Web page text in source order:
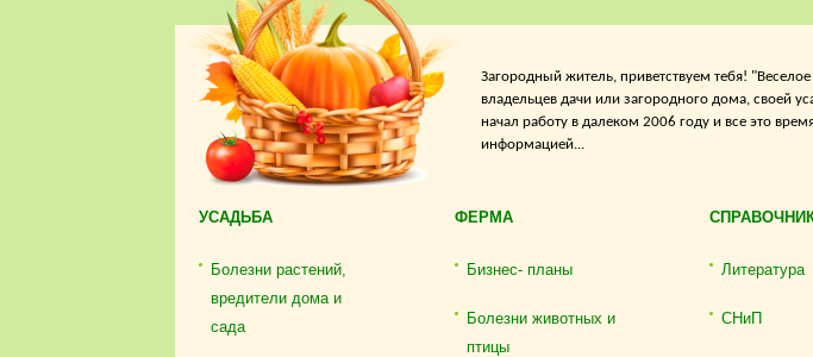
Загородный житель, приветствуем тебя!
владельцев дачи или загородного дома, своей
начал работу в далеком 2006 году и все это
информацией...
УСАДЬБА
Болезни растений,
вредители дома и
сада
ФЕРМА
Бизнес- планы
Болезни животных и
птицы
Литература
СНиП